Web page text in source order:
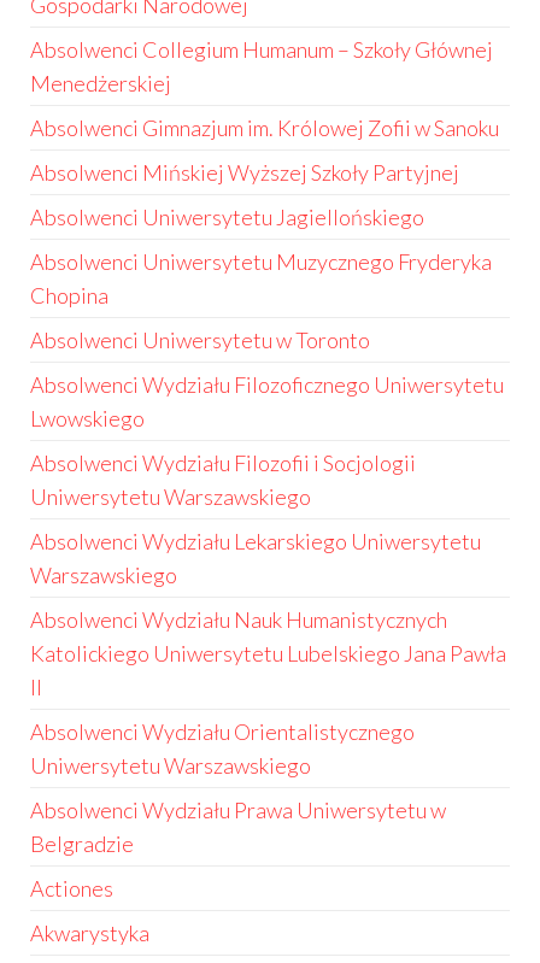
Absolwenci Collegium Humanum – Szkoły Głównej
Menedżerskiej
Absolwenci Gimnazjum im. Królowej Zofii w Sanoku
Absolwenci Mińskiej Wyższej Szkoły Partyjnej
Absolwenci Uniwersytetu Jagiellońskiego
Absolwenci Uniwersytetu Muzycznego Fryderyka
Chopina
Absolwenci Uniwersytetu w Toronto
Absolwenci Wydziału Filozoficznego Uniwersytetu
Lwowskiego
Absolwenci Wydziału Filozofii i Socjologii
Uniwersytetu Warszawskiego
Absolwenci Wydziału Lekarskiego Uniwersytetu
Warszawskiego
Absolwenci Wydziału Nauk Humanistycznych
Katolickiego Uniwersytetu Lubelskiego Jana Pawła
II
Absolwenci Wydziału Orientalistycznego
Uniwersytetu Warszawskiego
Absolwenci Wydziału Prawa Uniwersytetu w
Belgradzie
Actiones
Akwarystyka